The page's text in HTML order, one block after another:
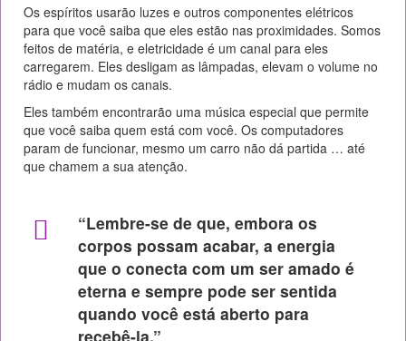
Os espíritos usarão luzes e outros componentes elétricos
para que você saiba que eles estão nas proximidades. Somos
feitos de matéria, e eletricidade é um canal para eles
carregarem. Eles desligam as lâmpadas, elevam o volume no
rádio e mudam os canais.
Eles também encontrarão uma música especial que permite
que você saiba quem está com você. Os computadores
param de funcionar, mesmo um carro não dá partida … até
que chamem a sua atenção.
“Lembre-se de que, embora os
corpos possam acabar, a energia
que o conecta com um ser amado é
eterna e sempre pode ser sentida
quando você está aberto para
recebê-la.”